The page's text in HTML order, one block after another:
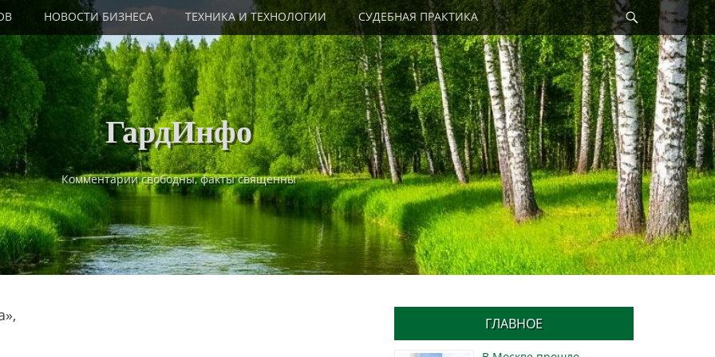
НОВОСТИ БИЗНЕСА ТЕХНИКА И ТЕХНОЛОГИИ СУДЕБНАЯ ПРАКТИКА
Найти
ГардИнфо
Комментарии свободны, факты священны
ГЛАВНОЕ